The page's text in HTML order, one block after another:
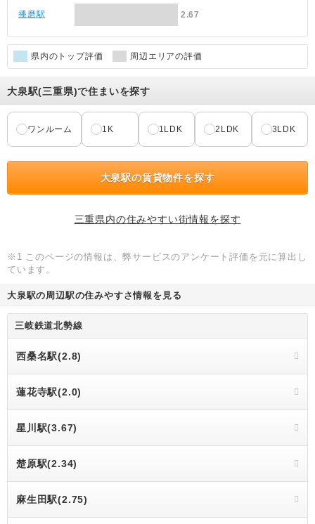
播磨駅 2.67
県内のトップ評価 周辺エリアの評価
大泉駅(三重県)で住まいを探す
ワンルーム 1K 1LDK 2LDK 3LDK
大泉駅の賃貸物件を探す
三重県内の住みやすい街情報を探す
※1 このページの情報は、弊サービスのアンケート評価を元に算出し
ています。
大泉駅の周辺駅の住みやすさ情報を見る
三岐鉄道北勢線
西桑名駅(2.8)
蓮花寺駅(2.0)
星川駅(3.67)
楚原駅(2.34)
麻生田駅(2.75)